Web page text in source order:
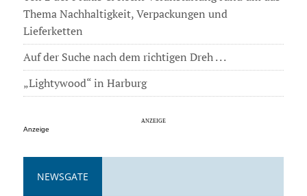
Thema Nachhaltigkeit, Verpackungen und
Lieferketten
Auf der Suche nach dem richtigen Dreh . . .
„Lightywood“ in Harburg
Anzeige
NEWSGATE